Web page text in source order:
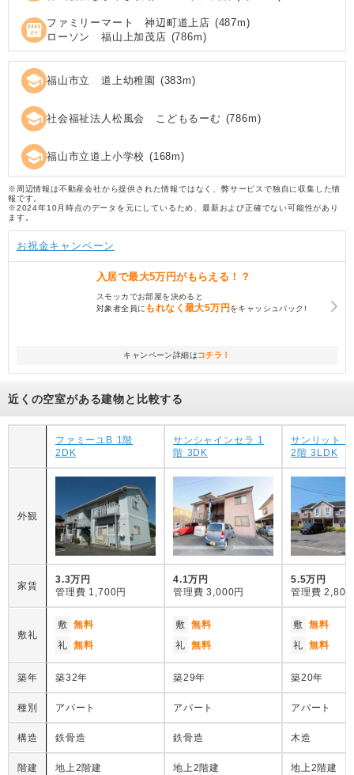
local_convenience_store ファミリーマート 神辺町道上店 (487m)
ローソン 福山上加茂店 (786m)
school 福山市立 道上幼稚園 (383m)
school 社会福祉法人松風会 こどもるーむ (786m)
school 福山市立道上小学校 (168m)
※周辺情報は不動産会社から提供された情報ではなく、弊サービスで独自に収集した情
報です。
※2024年10月時点のデータを元にしているため、最新および正確でない可能性があり
ます。
お祝金キャンペーン
入居で最大5万円がもらえる！？
スモッカでお部屋を決めると
対象者全員に もれなく最大5万円 をキャッシュバック!
キャンペーン詳細はコチラ！
近くの空室がある建物と比較する
ファミーユB 1階
2DK
サンシャインセラ 1
階 3DK
サンリット
2階 3LDK
外観
家賃
3.3万円
管理費 1,700円
4.1万円
管理費 3,000円
5.5万円
管理費 2,800
敷礼
敷 無料
礼 無料
敷 無料
礼 無料
敷 無料
礼 無料
築年 築32年 築29年 築20年
種別 アパート アパート アパート
構造 鉄骨造 鉄骨造 木造
階建 地上2階建 地上2階建 地上2階建